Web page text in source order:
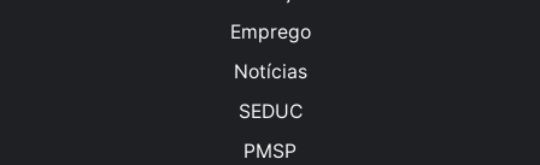
Emprego
Notícias
SEDUC
PMSP